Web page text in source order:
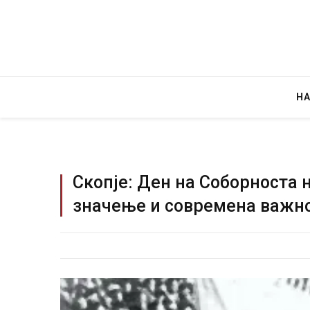
Скопје: Ден на Соборноста
значење и современа
Грција: Горат Парос, Андрос, Калимнос,